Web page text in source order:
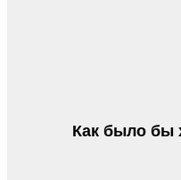
Как было бы